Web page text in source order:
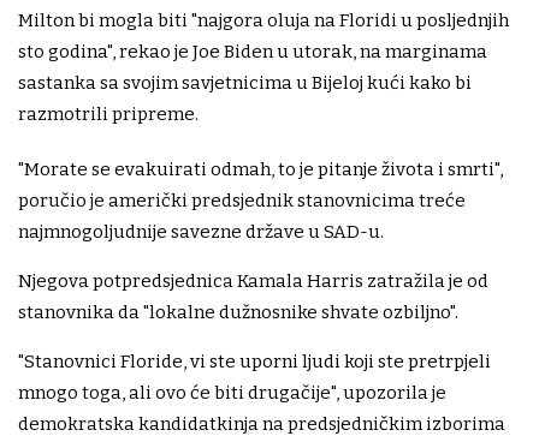
Milton bi mogla biti "najgora oluja na Floridi u posljednjih
sto godina", rekao je Joe Biden u utorak, na marginama
sastanka sa svojim savjetnicima u Bijeloj kući kako bi
razmotrili pripreme.
"Morate se evakuirati odmah, to je pitanje života i smrti",
poručio je američki predsjednik stanovnicima treće
najmnogoljudnije savezne države u SAD-u.
Njegova potpredsjednica Kamala Harris zatražila je od
stanovnika da "lokalne dužnosnike shvate ozbiljno".
"Stanovnici Floride, vi ste uporni ljudi koji ste pretrpjeli
mnogo toga, ali ovo će biti drugačije", upozorila je
demokratska kandidatkinja na predsjedničkim izborima